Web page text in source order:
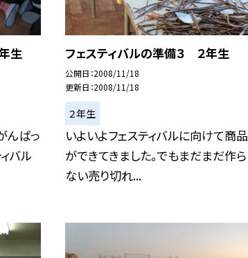
生
んばっ
バル
フェスティバルの準備３ ２年生
公開日 2008/11/18
更新日 2008/11/18
２年生
いよいよフェスティバルに向けて商品
ができてきました。でもまだまだ作ら
ない売り切れ...